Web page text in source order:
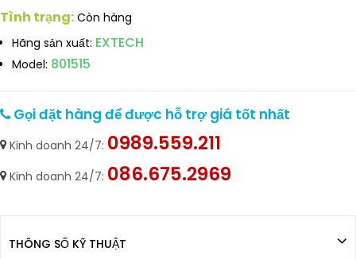
Tình trạng: Còn hàng
Hãng sản xuất: EXTECH
Model: 801515
Gọi đặt hàng để được hỗ trợ giá tốt nhất
Kinh doanh 24/7: 0989.559.211
Kinh doanh 24/7: 086.675.2969
THÔNG SỐ KỸ THUẬT